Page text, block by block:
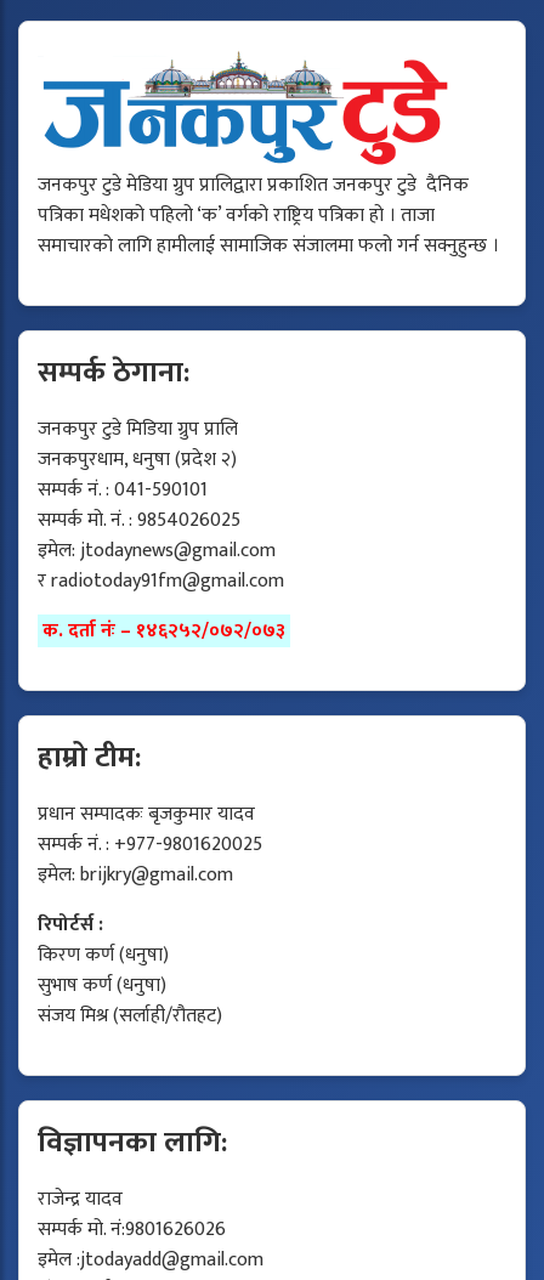
जनकपुर टुडे मेडिया ग्रुप प्रालिद्वारा प्रकाशित जनकपुर टुडे दैनिक
पत्रिका मधेशको पहिलो ‘क’ वर्गको राष्ट्रिय पत्रिका हो । ताजा
समाचारको लागि हामीलाई सामाजिक संजालमा फलो गर्न सक्नुहुन्छ ।
सम्पर्क ठेगाना:
जनकपुर टुडे मिडिया ग्रुप प्रालि
जनकपुरधाम, धनुषा (प्रदेश २)
सम्पर्क नं. : 041-590101
सम्पर्क मो. नं. : 9854026025
इमेल:jtodaynews@gmail.com
रradiotoday91fm@gmail.com
क. दर्ता नंः – १४६२५२/०७२/०७३
हाम्रो टीम:
प्रधान सम्पादकः बृजकुमार यादव
सम्पर्क नं. : +977-9801620025
इमेल:brijkry@gmail.com
रिपोर्टर्स :
किरण कर्ण (धनुषा)
सुभाष कर्ण (धनुषा)
संजय मिश्र (सर्लाही/रौतहट)
विज्ञापनका लागि:
राजेन्द्र यादव
सम्पर्क मो. नं:9801626026
इमेल :jtodayadd@gmail.com